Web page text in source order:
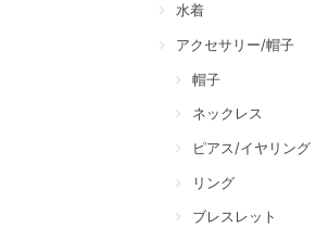
水着
アクセサリー/帽子
帽子
ネックレス
ピアス/イヤリング
リング
ブレスレット